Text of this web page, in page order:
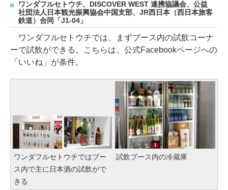
ワンダフルセトウチ、DISCOVER WEST 連携協議会、公益
社団法人日本観光振興協会中国支部、JR西日本（西日本旅客
鉄道）合同「J1-04」
ワンダフルセトウチでは、まずブース内の試飲コーナ
ーで試飲ができる。こちらは、公式Facebookページへの
「いいね」が条件。
ワンダフルセトウチではブー
ス内で主に日本酒の試飲がで
きる
試飲ブース内の冷蔵庫